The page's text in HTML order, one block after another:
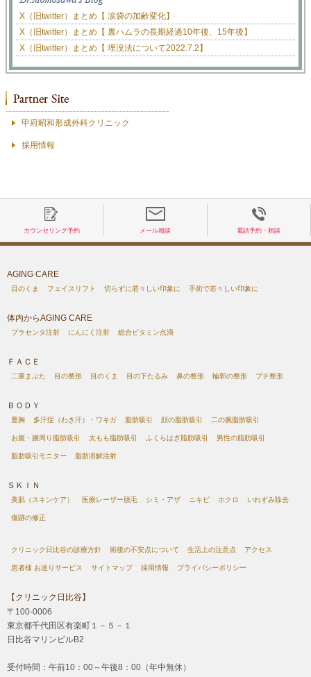
X（旧twitter）まとめ【 涙袋の加齢変化】
X（旧twitter）まとめ【 裏ハムラの長期経過10年後、15年後】
X（旧twitter）まとめ【 埋没法について2022.7.2】
甲府昭和形成外科クリニック
採用情報
カウンセリング予約 メール相談 電話予約・相談
AGING CARE
目のくま フェイスリフト 切らずに若々しい印象に 手術で若々しい印象に
体内からAGING CARE
プラセンタ注射 にんにく注射 総合ビタミン点滴
ＦＡＣＥ
二重まぶた 目の整形 目のくま 目の下たるみ 鼻の整形 輪郭の整形 プチ整形
ＢＯＤＹ
豊胸 多汗症（わき汗）・ワキガ 脂肪吸引 顔の脂肪吸引 二の腕脂肪吸引
お腹・腰周り脂肪吸引 太もも脂肪吸引 ふくらはぎ脂肪吸引 男性の脂肪吸引
脂肪吸引モニター 脂肪溶解注射
ＳＫＩＮ
美肌（スキンケア） 医療レーザー脱毛 シミ・アザ ニキビ ホクロ いれずみ除去
傷跡の修正
クリニック日比谷の診療方針 術後の不安点について 生活上の注意点 アクセス
患者様 お送りサービス サイトマップ 採用情報 プライバシーポリシー
【クリニック日比谷】
〒100-0006
東京都千代田区有楽町１－５－１
日比谷マリンビルB2
受付時間：午前10：00～午後8：00（年中無休）